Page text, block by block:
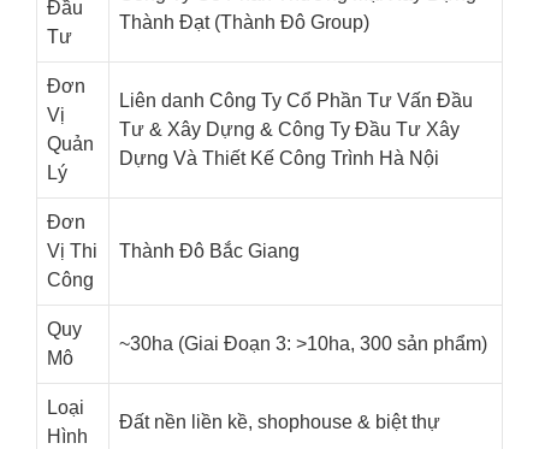
Đầu
Tư
Thành Đạt (Thành Đô Group)
Đơn
Vị
Quản
Lý
Liên danh Công Ty Cổ Phần Tư Vấn Đầu
Tư & Xây Dựng & Công Ty Đầu Tư Xây
Dựng Và Thiết Kế Công Trình Hà Nội
Đơn
Vị Thi
Công
Thành Đô Bắc Giang
Quy
Mô
~30ha (Giai Đoạn 3: >10ha, 300 sản phẩm)
Loại
Hình
Đất nền liền kề, shophouse & biệt thự